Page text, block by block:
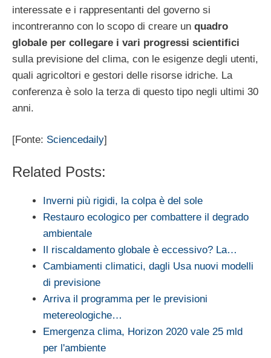
interessate e i rappresentanti del governo si
incontreranno con lo scopo di creare un quadro
globale per collegare i vari progressi scientifici
sulla previsione del clima, con le esigenze degli utenti,
quali agricoltori e gestori delle risorse idriche. La
conferenza è solo la terza di questo tipo negli ultimi 30
anni.
[Fonte: Sciencedaily]
Related Posts:
Inverni più rigidi, la colpa è del sole
Restauro ecologico per combattere il degrado
ambientale
Il riscaldamento globale è eccessivo? La…
Cambiamenti climatici, dagli Usa nuovi modelli
di previsione
Arriva il programma per le previsioni
metereologiche…
Emergenza clima, Horizon 2020 vale 25 mld
per l'ambiente